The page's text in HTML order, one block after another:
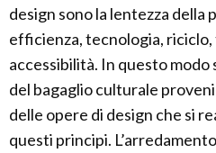
design sono la lentezza della
efficienza, tecnologia,
accessibilità. In questo
del bagaglio culturale
delle opere di design che si
questi principi.